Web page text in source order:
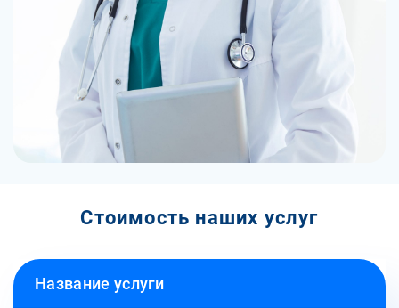
Стоимость наших услуг
Название услуги